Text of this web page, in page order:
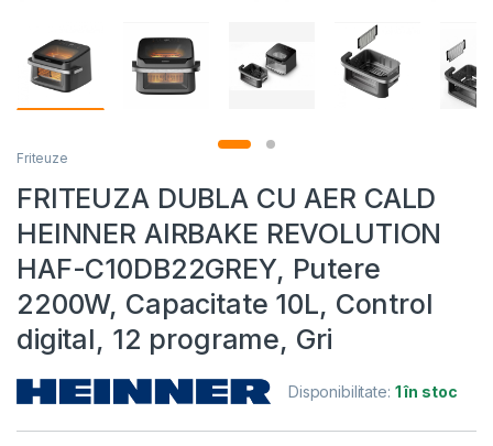
Friteuze
FRITEUZA DUBLA CU AER CALD
HEINNER AIRBAKE REVOLUTION
HAF-C10DB22GREY, Putere
2200W, Capacitate 10L, Control
digital, 12 programe, Gri
Disponibilitate: 1 în stoc